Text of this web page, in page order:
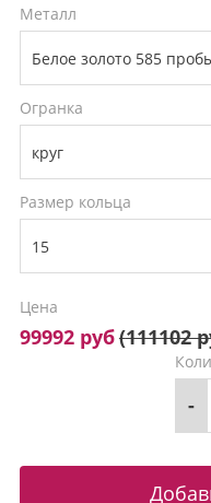
Металл
Огранка
Размер кольца
Цена
99992 руб(111102
-